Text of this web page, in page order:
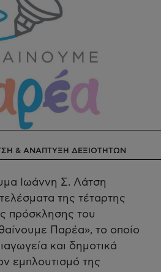
& ΑΝΑΠΤΥΞΗ ΔΕΞΙΟΤΗΤΩΝ
Ιωάννη Σ. Λάτση
της τέταρτης
πρόσκλησης του
Παρέα», το οποίο
και δημοτικά
εμπλουτισμό της